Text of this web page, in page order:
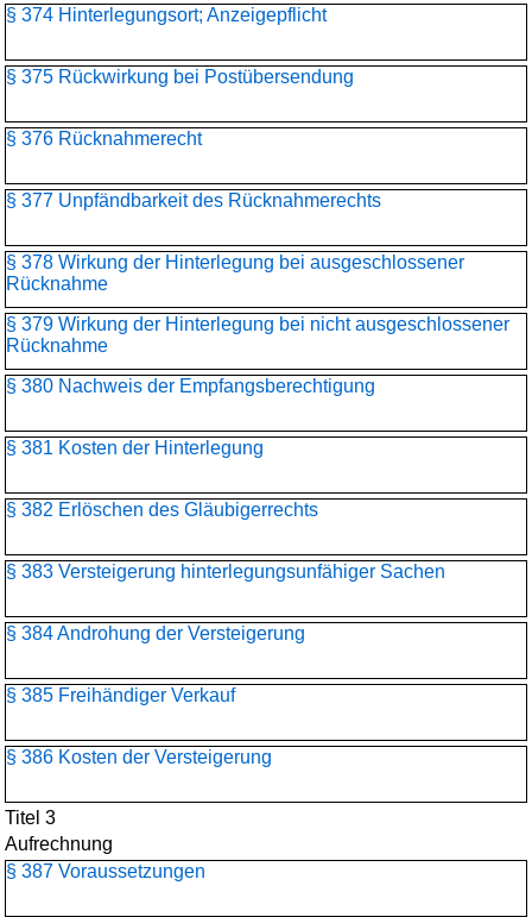
§ 374 Hinterlegungsort; Anzeigepflicht
§ 375 Rückwirkung bei Postübersendung
§ 376 Rücknahmerecht
§ 377 Unpfändbarkeit des Rücknahmerechts
§ 378 Wirkung der Hinterlegung bei ausgeschlossener
Rücknahme
§ 379 Wirkung der Hinterlegung bei nicht ausgeschlossener
Rücknahme
§ 380 Nachweis der Empfangsberechtigung
§ 381 Kosten der Hinterlegung
§ 382 Erlöschen des Gläubigerrechts
§ 383 Versteigerung hinterlegungsunfähiger Sachen
§ 384 Androhung der Versteigerung
§ 385 Freihändiger Verkauf
§ 386 Kosten der Versteigerung
Titel 3
Aufrechnung
§ 387 Voraussetzungen